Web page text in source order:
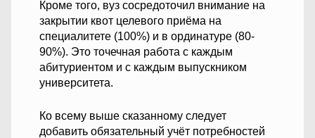
Кроме того, вуз сосредоточил внимание на
закрытии квот целевого приёма на
специалитете (100%) и в ординатуре (80-
90%). Это точечная работа с каждым
абитуриентом и с каждым выпускником
университета.
Ко всему выше сказанному следует
добавить обязательный учёт потребностей